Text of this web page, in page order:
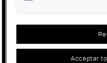
EL 12È PREMI
PAISATGISME ROSA
ELS SEUS 11
Acceptar